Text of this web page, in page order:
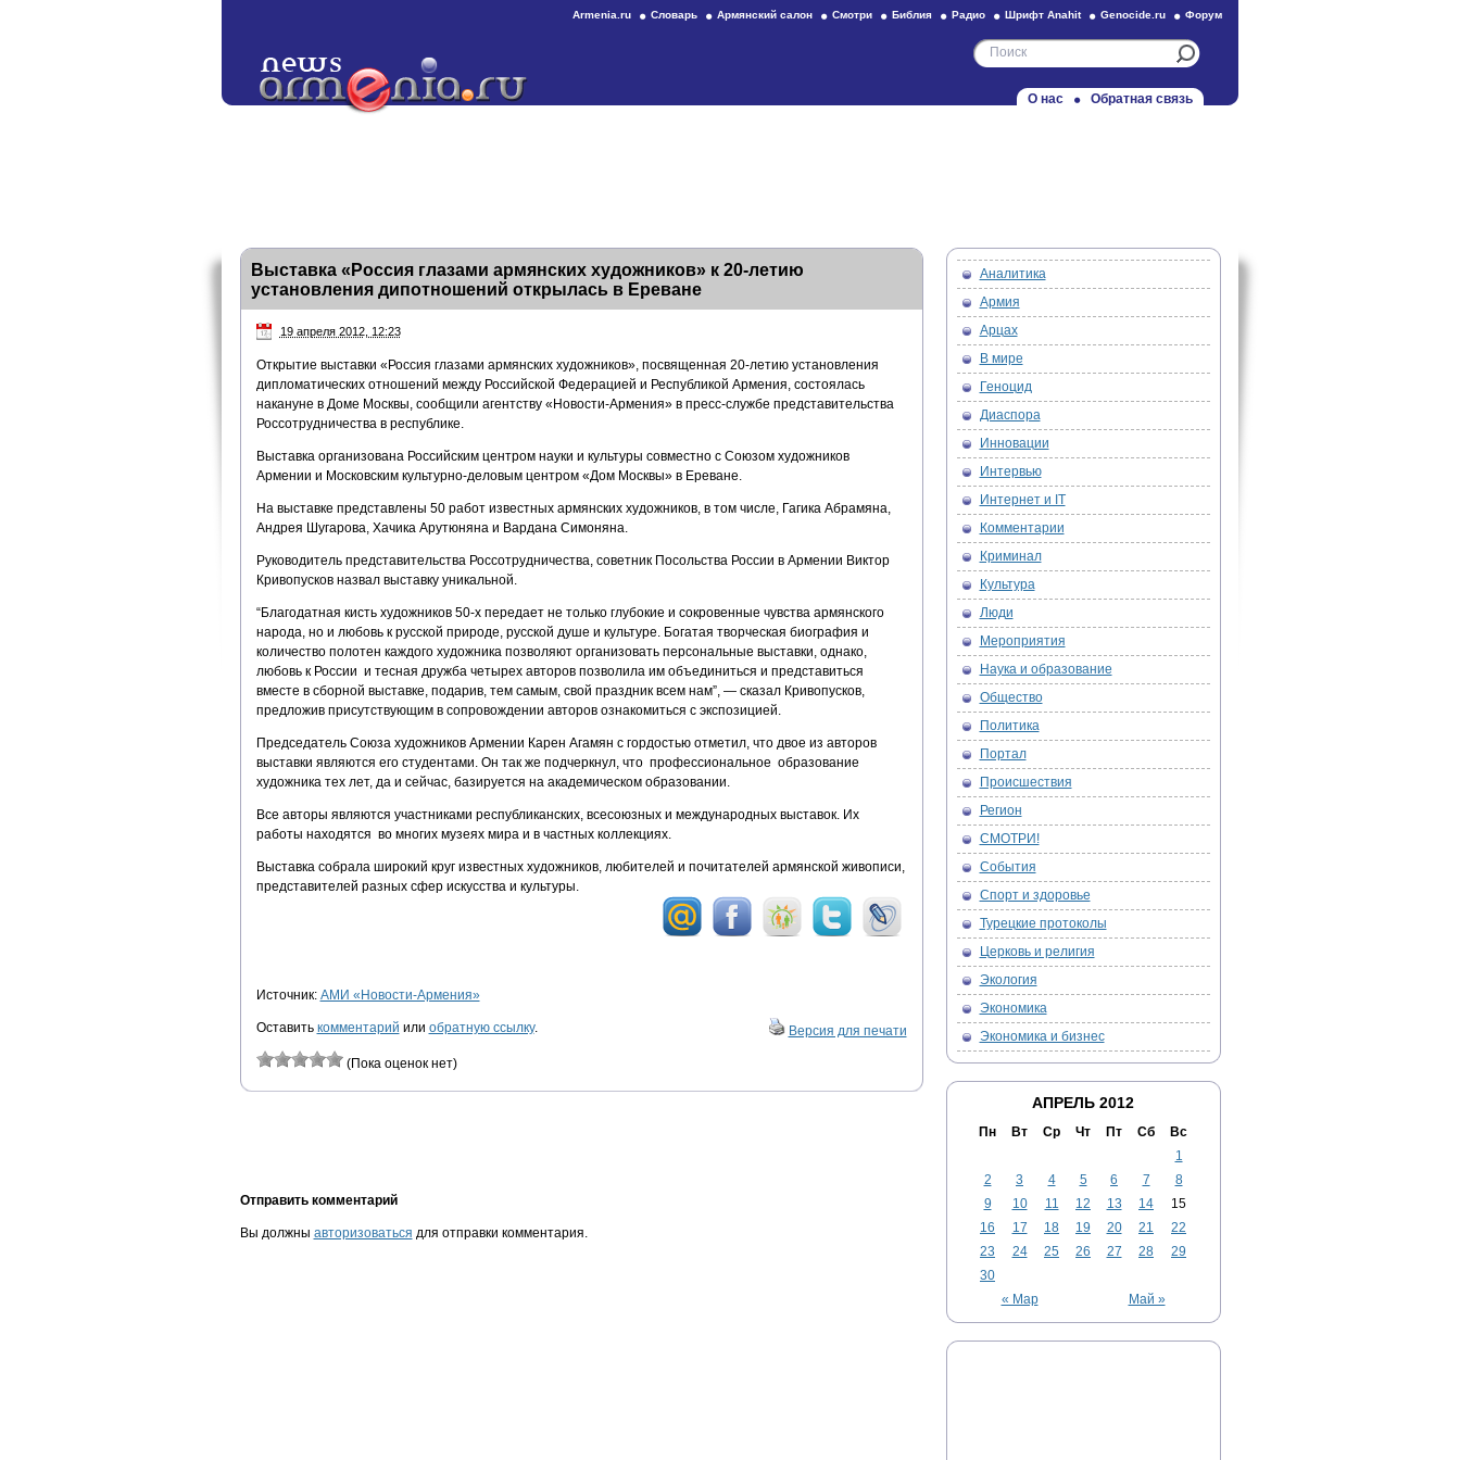
Armenia.ru Словарь Армянский салон Смотри Библия Радио Шрифт Anahit Genocide.ru Форум
О нас Обратная связь
Выставка «Россия глазами армянских художников» к 20-летию
установления дипотношений открылась в Ереване
19 апреля 2012, 12:23
Открытие выставки «Россия глазами армянских художников», посвященная 20-летию установления
дипломатических отношений между Российской Федерацией и Республикой Армения, состоялась
накануне в Доме Москвы, сообщили агентству «Новости-Армения» в пресс-службе представительства
Россотрудничества в республике.
Выставка организована Российским центром науки и культуры совместно с Союзом художников
Армении и Московским культурно-деловым центром «Дом Москвы» в Ереване.
На выставке представлены 50 работ известных армянских художников, в том числе, Гагика Абрамяна,
Андрея Шугарова, Хачика Арутюняна и Вардана Симоняна.
Руководитель представительства Россотрудничества, советник Посольства России в Армении Виктор
Кривопусков назвал выставку уникальной.
“Благодатная кисть художников 50-х передает не только глубокие и сокровенные чувства армянского
народа, но и любовь к русской природе, русской душе и культуре. Богатая творческая биография и
количество полотен каждого художника позволяют организовать персональные выставки, однако,
любовь к России и тесная дружба четырех авторов позволила им объединиться и представиться
вместе в сборной выставке, подарив, тем самым, свой праздник всем нам”, — сказал Кривопусков,
предложив присутствующим в сопровождении авторов ознакомиться с экспозицией.
Председатель Союза художников Армении Карен Агамян с гордостью отметил, что двое из авторов
выставки являются его студентами. Он так же подчеркнул, что профессиональное образование
художника тех лет, да и сейчас, базируется на академическом образовании.
Все авторы являются участниками республиканских, всесоюзных и международных выставок. Их
работы находятся во многих музеях мира и в частных коллекциях.
Выставка собрала широкий круг известных художников, любителей и почитателей армянской живописи,
представителей разных сфер искусства и культуры.
Источник: АМИ «Новости-Армения»
Оставить комментарий или обратную ссылку. Версия для печати
(Пока оценок нет)
Отправить комментарий
Вы должны авторизоваться для отправки комментария.
Аналитика
Армия
Арцах
В мире
Геноцид
Диаспора
Инновации
Интервью
Интернет и IT
Комментарии
Криминал
Культура
Люди
Мероприятия
Наука и образование
Общество
Политика
Портал
Происшествия
Регион
СМОТРИ!
События
Спорт и здоровье
Турецкие протоколы
Церковь и религия
Экология
Экономика
Экономика и бизнес
АПРЕЛЬ 2012
Пн Вт Ср Чт Пт Сб Вс
« Мар Май »
1
2
3 4 5 6 7
8
9
10 11 12 13 14
15
16
17 18 19 20 21
22
23
24 25 26 27 28
29
30